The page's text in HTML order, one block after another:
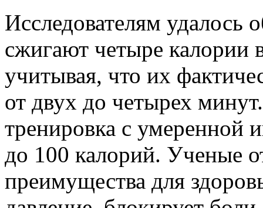
Исследователям
сжигают четыре
учитывая, что их
от двух до четырех
тренировка с умеренной
до 100 калорий. Ученые
преимущества для